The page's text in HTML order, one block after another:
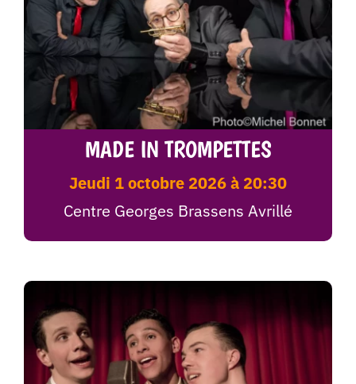
MADE IN TROMPETTES
jeudi 1 octobre 2026 à 20:30
Centre Georges Brassens Avrillé